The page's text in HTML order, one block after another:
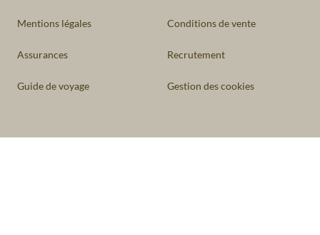
Mentions légales Conditions de vente
Assurances Recrutement
Guide de voyage Gestion des cookies